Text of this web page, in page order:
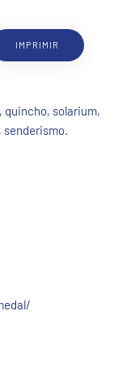
IMPRIMIR
quincho, solarium,
senderismo.